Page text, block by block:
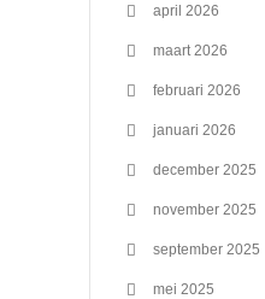
april 2026
maart 2026
februari 2026
januari 2026
december 2025
november 2025
september 2025
mei 2025